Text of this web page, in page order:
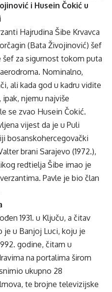
i Husein Čokić u
Hajrudina Šibe Krvavca
(Bata Živojinović) šef
šef za sigurnost tokom puta
Nominalno,
ali kada god u kadru vidite
ipak, njemu najviše
se zvao Husein Čokić.
vijest da je u Puli
bosanskohercegovački
brani Sarajevo (1972.),
redtielja Šibe imao je
Pavle je bio član
1931. u Ključu, a čitav
je u Banjoj Luci, koju je
godine, čitam u
na portalima širom
ukupno 28
te brojne televizijske